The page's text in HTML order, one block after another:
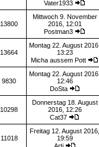
Vater1933
13800
Mittwoch 9. November
2016, 12:01
Postman3
13664
Montag 22. August 2016,
13:23
Micha aussem Pott
9830
Montag 22. August 2016,
12:46
DoSta
10298
Donnerstag 18. August
2016, 12:26
Cat37
11018
Freitag 12. August 2016,
19:59